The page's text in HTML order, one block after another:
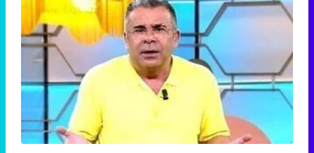
Tráiler de '33 días', la nueva serie de Atresplayer con Julián Villagrán y José Manuel Poga